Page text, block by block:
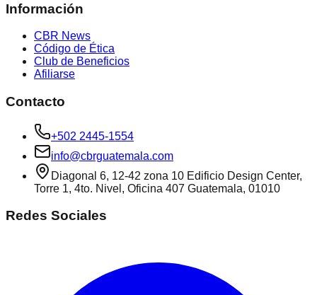
Información
CBR News
Código de Ética
Club de Beneficios
Afiliarse
Contacto
+502 2445-1554
info@cbrguatemala.com
Diagonal 6, 12-42 zona 10 Edificio Design Center,
Torre 1, 4to. Nivel, Oficina 407 Guatemala, 01010
Redes Sociales